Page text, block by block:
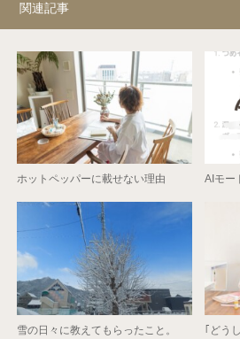
関連記事
ホットペッパーに載せない理由 AIモー
雪の日々に教えてもらったこと。
｢どう